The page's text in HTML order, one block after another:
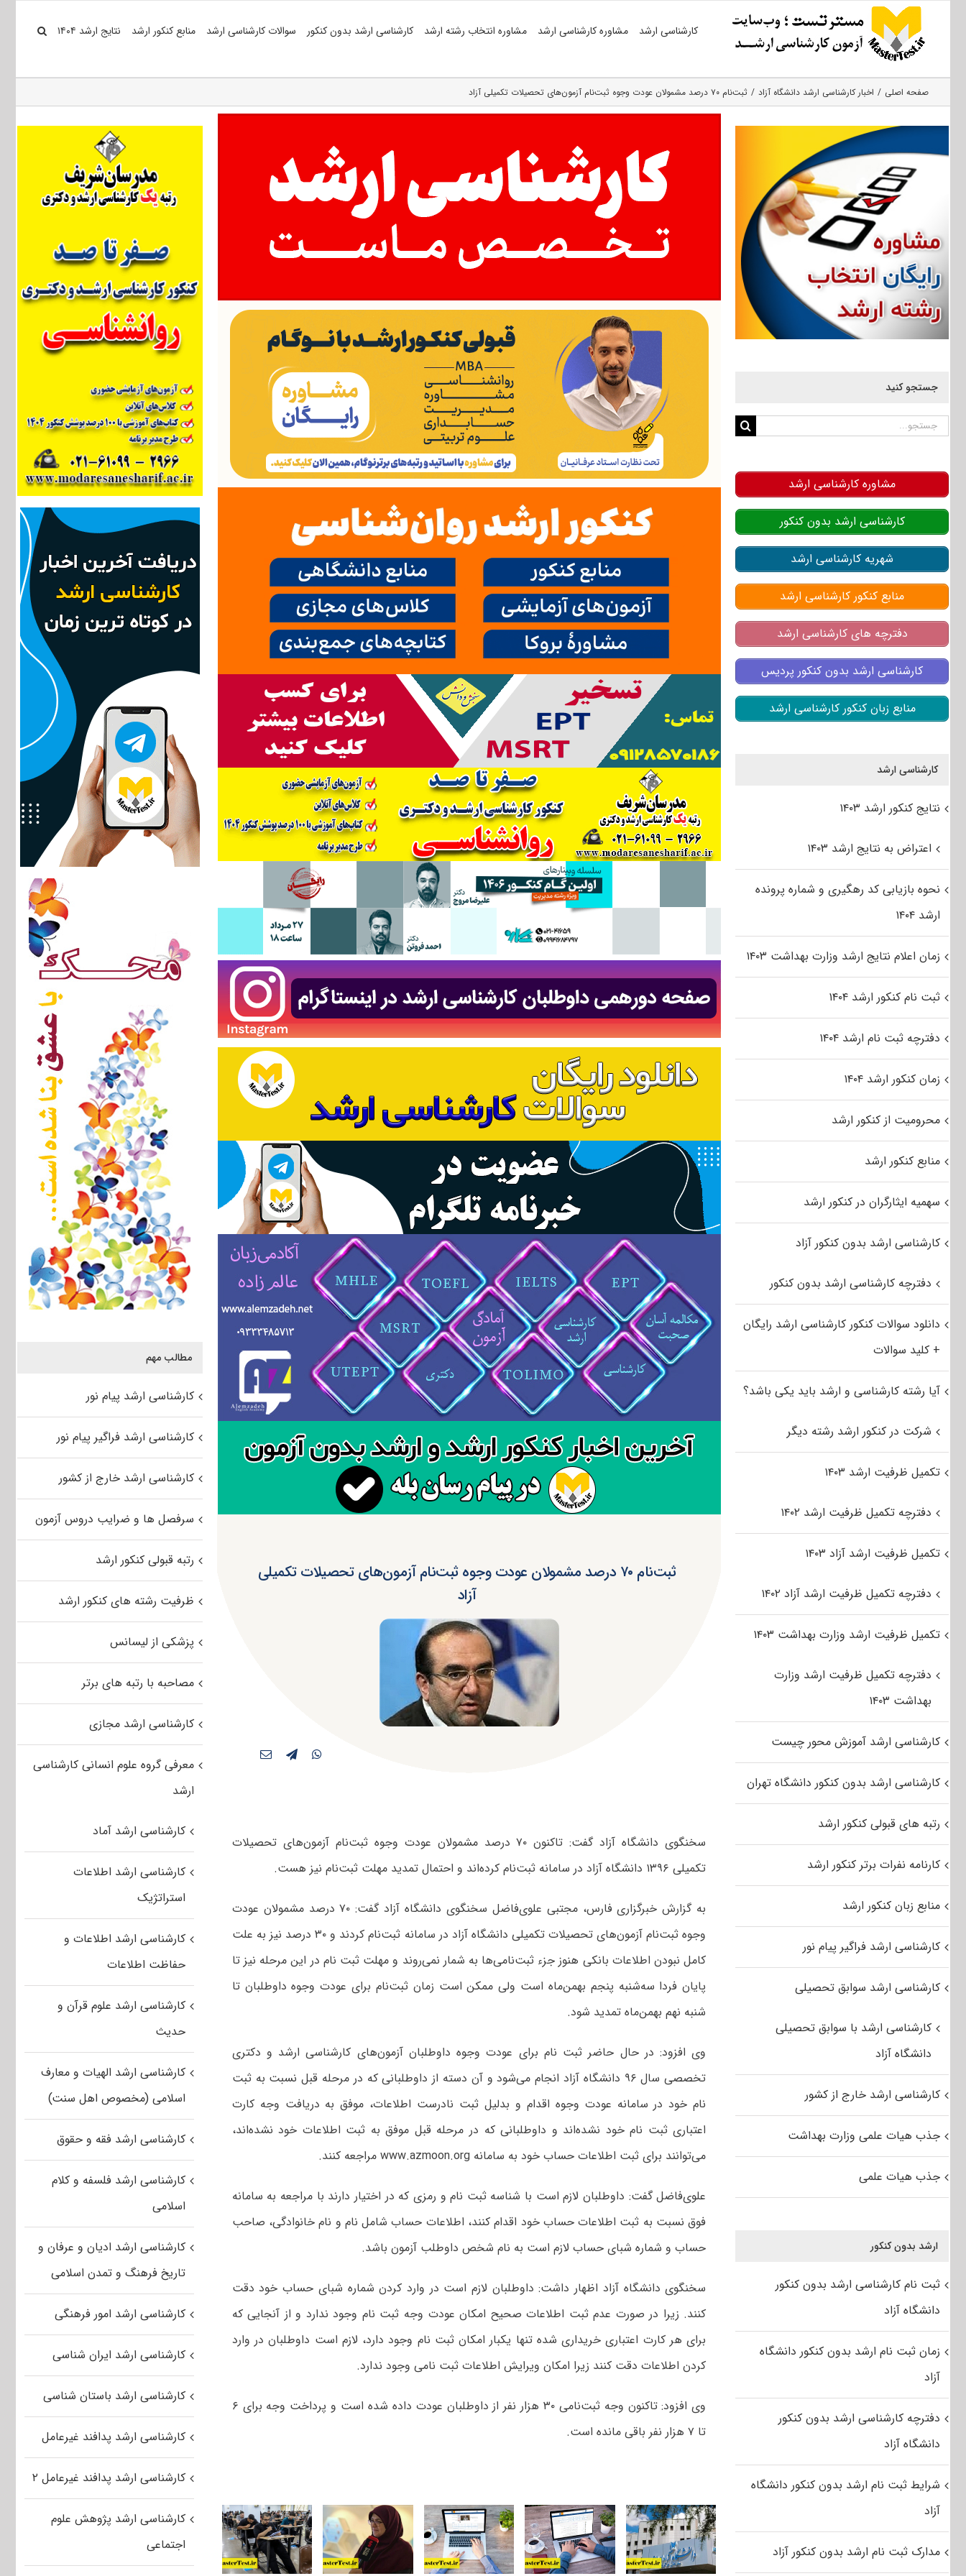
کارشناسی ارشد مشاوره کارشناسی ارشد مشاوره انتخاب رشته ارشد کارشناسی ارشد بدون کنکور سوالات کارشناسی ارشد منابع کنکور ارشد نتایج ارشد ۱۴۰۴
صفحه اصلی اخبار کارشناسی ارشد دانشگاه آزاد ثبت‌نام ۷۰ درصد مشمولان عودت وجوه ثبت‌نام آزمون‌های تحصیلات تکمیلی آزاد
ثبت‌نام ۷۰ درصد مشمولان عودت وجوه ثبت‌نام آزمون‌های تحصیلات تکمیلی
آزاد
سخنگوی دانشگاه آزاد گفت: تاکنون ۷۰ درصد مشمولان عودت وجوه ثبت‌نام آزمون‌های تحصیلات
تکمیلی ۱۳۹۶ دانشگاه آزاد در سامانه ثبت‌نام کرده‌اند و احتمال تمدید مهلت ثبت‌نام نیز هست.
به گزارش خبرگزاری فارس، مجتبی علوی‌فاضل سخنگوی دانشگاه آزاد گفت: ۷۰ درصد مشمولان عودت
وجوه ثبت‌نام آزمون‌های تحصیلات تکمیلی دانشگاه آزاد در سامانه ثبت‌نام کردند و ۳۰ درصد نیز به علت
کامل نبودن اطلاعات بانکی هنوز جزء ثبت‌نامی‌ها به شمار نمی‌روند و مهلت ثبت نام در این مرحله نیز تا
پایان فردا سه‌شنبه پنجم بهمن‌ماه است ولی ممکن است زمان ثبت‌نام برای عودت وجوه داوطلبان تا
شنبه نهم بهمن‌ماه تمدید شود.
وی افزود: در حال حاضر ثبت نام برای عودت وجوه داوطلبان آزمون‌های کارشناسی ارشد و دکتری
تخصصی سال ۹۶ دانشگاه آزاد انجام می‌شود و آن دسته از داوطلبانی که در مرحله قبل نسبت به ثبت
نام خود در سامانه عودت وجوه اقدام و بدلیل ثبت نادرست اطلاعات، موفق به دریافت وجه کارت
اعتباری ثبت نام خود نشده‌اند و داوطلبانی که در مرحله قبل موفق به ثبت اطلاعات خود نشده‌اند،
می‌توانند برای ثبت اطلاعات حساب خود به سامانه www.azmoon.org مراجعه کنند.
علوی‌فاضل گفت: داوطلبان لازم است با شناسه ثبت نام و رمزی که در اختیار دارند با مراجعه به سامانه
فوق نسبت به ثبت اطلاعات حساب خود اقدام کنند، اطلاعات حساب شامل نام و نام خانوادگی، صاحب
حساب و شماره شبای حساب لازم است به نام شخص داوطلب آزمون باشد.
سخنگوی دانشگاه آزاد اظهار داشت: داوطلبان لازم است در وارد کردن شماره شبای حساب خود دقت
کنند. زیرا در صورت عدم ثبت اطلاعات صحیح امکان عودت وجه ثبت نام وجود ندارد و از آنجایی که
برای هر کارت اعتباری خریداری شده تنها یکبار امکان ثبت نام وجود دارد، لازم است داوطلبان در وارد
کردن اطلاعات دقت کنند زیرا امکان ویرایش اطلاعات ثبت نامی وجود ندارد.
وی افزود: تاکنون وجه ثبت‌نامی ۳۰ هزار نفر از داوطلبان عودت داده شده است و پرداخت وجه برای ۶
تا ۷ هزار نفر باقی مانده است.
مطالب مهم
کارشناسی ارشد پیام نور
کارشناسی ارشد فراگیر پیام نور
کارشناسی ارشد خارج از کشور
سرفصل ها و ضرایب دروس آزمون
رتبه قبولی کنکور ارشد
ظرفیت رشته های کنکور ارشد
پزشکی از لیسانس
مصاحبه با رتبه های برتر
کارشناسی ارشد مجازی
معرفی گروه علوم انسانی کارشناسی
ارشد
کارشناسی ارشد آماد
کارشناسی ارشد اطلاعات
استراتژیک
کارشناسی ارشد اطلاعات و
حفاظت اطلاعات
کارشناسی ارشد علوم قرآن و
حدیث
کارشناسی ارشد الهیات و معارف
اسلامی (مخصوص اهل سنت)
کارشناسی ارشد فقه و حقوق
کارشناسی ارشد فلسفه و کلام
اسلامی
کارشناسی ارشد ادیان و عرفان و
تاریخ فرهنگ و تمدن اسلامی
کارشناسی ارشد امور فرهنگی
کارشناسی ارشد ایران شناسی
کارشناسی ارشد باستان شناسی
کارشناسی ارشد پدافند غیرعامل
کارشناسی ارشد پدافند غیرعامل ۲
کارشناسی ارشد پژوهش علوم
اجتماعی
جستجو کنید
جستجو
مشاوره کارشناسی ارشد
کارشناسی ارشد بدون کنکور
شهریه کارشناسی ارشد
منابع کنکور کارشناسی ارشد
دفترچه های کارشناسی ارشد
کارشناسی ارشد بدون کنکور پردیس
منابع زبان کنکور کارشناسی ارشد
کارشناسی ارشد
نتایج کنکور ارشد ۱۴۰۳
اعتراض به نتایج ارشد ۱۴۰۳
نحوه بازیابی کد رهگیری و شماره پرونده
ارشد ۱۴۰۴
زمان اعلام نتایج ارشد وزارت بهداشت ۱۴۰۳
ثبت نام کنکور ارشد ۱۴۰۴
دفترچه ثبت نام ارشد ۱۴۰۴
زمان کنکور ارشد ۱۴۰۴
محرومیت از کنکور ارشد
منابع کنکور ارشد
سهمیه ایثارگران در کنکور ارشد
کارشناسی ارشد بدون کنکور آزاد
دفترچه کارشناسی ارشد بدون کنکور
دانلود سوالات کنکور کارشناسی ارشد رایگان
+ کلید سوالات
آیا رشته کارشناسی و ارشد باید یکی باشد؟
شرکت در کنکور ارشد رشته دیگر
تکمیل ظرفیت ارشد ۱۴۰۳
دفترچه تکمیل ظرفیت ارشد ۱۴۰۲
تکمیل ظرفیت ارشد آزاد ۱۴۰۳
دفترچه تکمیل ظرفیت ارشد آزاد ۱۴۰۲
تکمیل ظرفیت ارشد وزارت بهداشت ۱۴۰۳
دفترچه تکمیل ظرفیت ارشد وزارت
بهداشت ۱۴۰۳
کارشناسی ارشد آموزش محور چیست
کارشناسی ارشد بدون کنکور دانشگاه تهران
رتبه های قبولی کنکور ارشد
کارنامه نفرات برتر کنکور ارشد
منابع زبان کنکور ارشد
کارشناسی ارشد فراگیر پیام نور
کارشناسی ارشد سوابق تحصیلی
کارشناسی ارشد با سوابق تحصیلی
دانشگاه آزاد
کارشناسی ارشد خارج از کشور
جذب هیات علمی وزارت بهداشت
جذب هیات علمی
ارشد بدون کنکور
ثبت نام کارشناسی ارشد بدون کنکور
دانشگاه آزاد
زمان ثبت نام ارشد بدون کنکور دانشگاه
آزاد
دفترچه کارشناسی ارشد بدون کنکور
دانشگاه آزاد
شرایط ثبت نام ارشد بدون کنکور دانشگاه
آزاد
مدارک ثبت نام ارشد بدون کنکور آزاد